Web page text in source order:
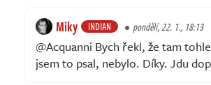
Miky INDIAN pondělí, 22. 1., 18:13
@Acquanni Bych řekl, že tam
jsem to psal, nebylo. Díky. Jdu